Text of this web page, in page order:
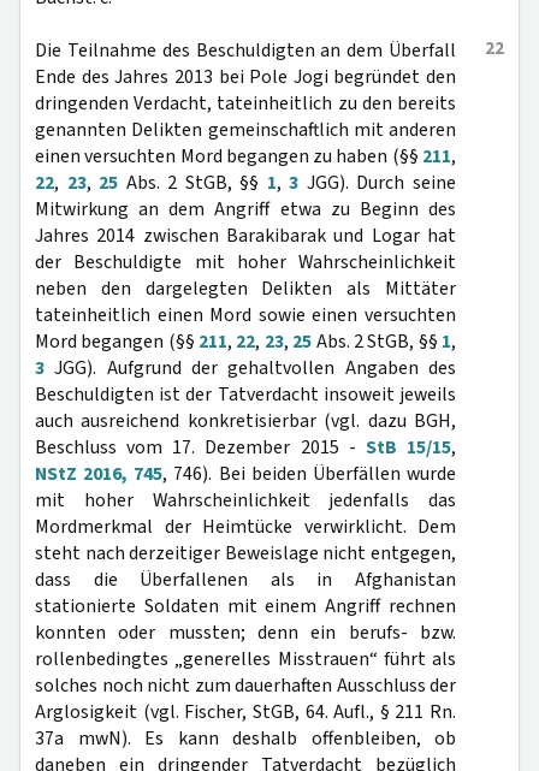
22
Die Teilnahme des Beschuldigten an dem Überfall
Ende des Jahres 2013 bei Pole Jogi begründet den
dringenden Verdacht, tateinheitlich zu den bereits
genannten Delikten gemeinschaftlich mit anderen
einen versuchten Mord begangen zu haben (§§ 211,
22, 23, 25 Abs. 2 StGB, §§ 1,3 JGG). Durch seine
Mitwirkung an dem Angriff etwa zu Beginn des
Jahres 2014 zwischen Barakibarak und Logar hat
der Beschuldigte mit hoher Wahrscheinlichkeit
neben den dargelegten Delikten als Mittäter
tateinheitlich einen Mord sowie einen versuchten
Mord begangen (§§ 211, 22, 23, 25Abs. 2 StGB, §§ 1,
3 JGG). Aufgrund der gehaltvollen Angaben des
Beschuldigten ist der Tatverdacht insoweit jeweils
auch ausreichend konkretisierbar (vgl. dazu BGH,
Beschluss vom 17. Dezember 2015 - StB 15/15,
NStZ 2016, 745, 746). Bei beiden Überfällen wurde
mit hoher Wahrscheinlichkeit jedenfalls das
Mordmerkmal der Heimtücke verwirklicht. Dem
steht nach derzeitiger Beweislage nicht entgegen,
dass die Überfallenen als in Afghanistan
stationierte Soldaten mit einem Angriff rechnen
konnten oder mussten; denn ein berufs- bzw.
rollenbedingtes „generelles Misstrauen“ führt als
solches noch nicht zum dauerhaften Ausschluss der
Arglosigkeit (vgl. Fischer, StGB, 64. Aufl., § 211 Rn.
37a mwN). Es kann deshalb offenbleiben, ob
daneben ein dringender Tatverdacht bezüglich